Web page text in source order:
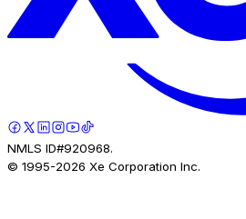
NMLS ID#920968.
© 1995-2026 Xe Corporation Inc.